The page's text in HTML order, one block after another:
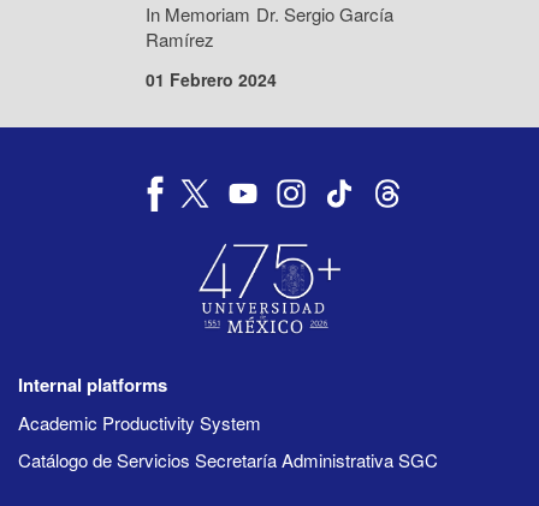
In Memoriam Dr. Sergio García
Ramírez
01 Febrero 2024
Internal platforms
Academic Productivity System
Catálogo de Servicios Secretaría Administrativa SGC